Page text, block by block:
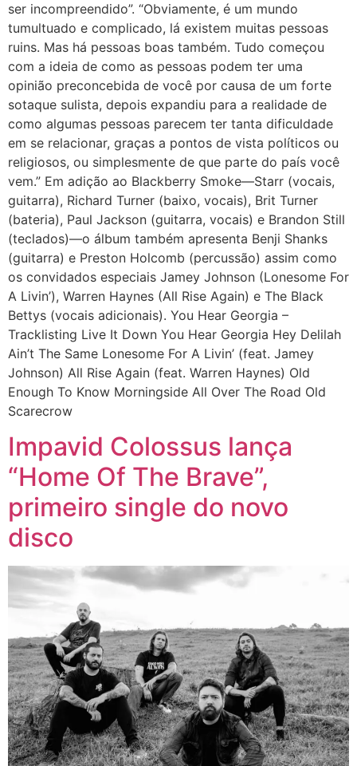
ser incompreendido”. “Obviamente, é um mundo
tumultuado e complicado, lá existem muitas pessoas
ruins. Mas há pessoas boas também. Tudo começou
com a ideia de como as pessoas podem ter uma
opinião preconcebida de você por causa de um forte
sotaque sulista, depois expandiu para a realidade de
como algumas pessoas parecem ter tanta dificuldade
em se relacionar, graças a pontos de vista políticos ou
religiosos, ou simplesmente de que parte do país você
vem.” Em adição ao Blackberry Smoke—Starr (vocais,
guitarra), Richard Turner (baixo, vocais), Brit Turner
(bateria), Paul Jackson (guitarra, vocais) e Brandon Still
(teclados)—o álbum também apresenta Benji Shanks
(guitarra) e Preston Holcomb (percussão) assim como
os convidados especiais Jamey Johnson (Lonesome For
A Livin’), Warren Haynes (All Rise Again) e The Black
Bettys (vocais adicionais). You Hear Georgia –
Tracklisting Live It Down You Hear Georgia Hey Delilah
Ain’t The Same Lonesome For A Livin’ (feat. Jamey
Johnson) All Rise Again (feat. Warren Haynes) Old
Enough To Know Morningside All Over The Road Old
Scarecrow
Impavid Colossus lança
“Home Of The Brave”,
primeiro single do novo
disco